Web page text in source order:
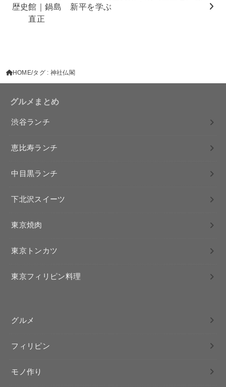
新平を学ぶ
HOME タグ : 神社仏閣
グルメまとめ
渋谷ランチ
恵比寿ランチ
中目黒ランチ
下北沢スイーツ
東京焼肉
東京トンカツ
東京フィリピン料理
グルメ
フィリピン
モノ作り